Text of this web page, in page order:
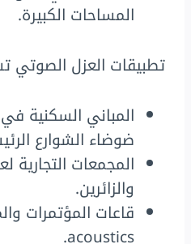
المساحات الكبيرة.
تطبيقات العزل الصوتي
المباني السكنية
ضوضاء الشوارع
المجمعات
والزائرين.
قاعات المؤتمرات
acoustics.